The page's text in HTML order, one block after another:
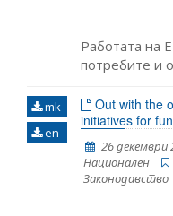
дизајниран
прошири
практика.
Работата на
потребите и
чекаше
преговори
бележи пад
Европската
рамките на
mk
en
Out with the
initiatives for
26 декември
Национален
Законодавство